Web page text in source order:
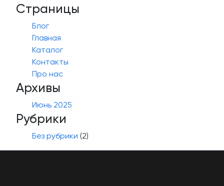
Страницы
Блог
Главная
Каталог
Контакты
Про нас
Архивы
Июнь 2025
Рубрики
Без рубрики (2)